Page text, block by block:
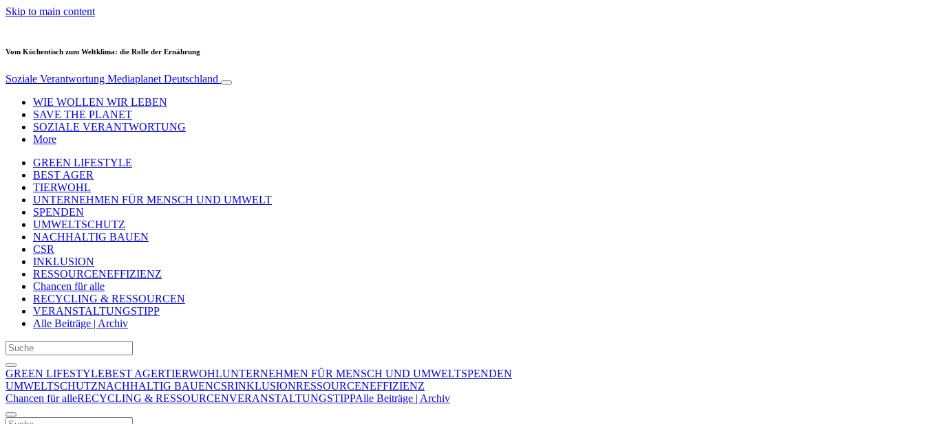
Skip to main content
Vom Küchentisch zum Weltklima: die Rolle der Ernährung
Soziale Verantwortung Mediaplanet Deutschland
WIE WOLLEN WIR LEBEN
SAVE THE PLANET
SOZIALE VERANTWORTUNG
More
GREEN LIFESTYLE
BEST AGER
TIERWOHL
UNTERNEHMEN FÜR MENSCH UND UMWELT
SPENDEN
UMWELTSCHUTZ
NACHHALTIG BAUEN
CSR
INKLUSION
RESSOURCENEFFIZIENZ
Chancen für alle
RECYCLING & RESSOURCEN
VERANSTALTUNGSTIPP
Alle Beiträge | Archiv
GREEN LIFESTYLEBEST AGERTIERWOHLUNTERNEHMEN FÜR MENSCH UND UMWELTSPENDEN
UMWELTSCHUTZNACHHALTIG BAUENCSRINKLUSIONRESSOURCENEFFIZIENZ
Chancen für alleRECYCLING & RESSOURCENVERANSTALTUNGSTIPPAlle Beiträge | Archiv